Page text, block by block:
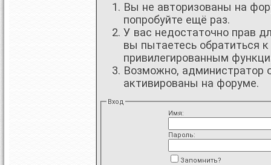
Вы не авторизованы на
попробуйте ещё раз.
У вас недостаточно прав
вы пытаетесь обратиться
привилегированным
Возможно, администратор
активированы на форуме.
Вход
Имя:
Пароль:
Запомнить?